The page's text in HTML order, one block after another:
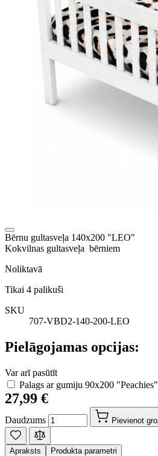
Bērnu gultasveļa 140x200 "LEO"
Kokvilnas gultasveļa bērniem
Noliktavā
Tikai 4 palikuši
SKU
707-VBD2-140-200-LEO
Pielāgojamas opcijas:
Var arī pasūtīt
Palags ar gumiju 90x200 "Peachies"
27,99 €
Daudzums Pievienot
Apraksts Produkta parametri